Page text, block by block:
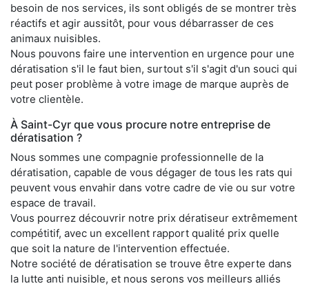
besoin de nos services, ils sont obligés de se montrer très
réactifs et agir aussitôt, pour vous débarrasser de ces
animaux nuisibles.
Nous pouvons faire une intervention en urgence pour une
dératisation s'il le faut bien, surtout s'il s'agit d'un souci qui
peut poser problème à votre image de marque auprès de
votre clientèle.
À Saint-Cyr que vous procure notre entreprise de
dératisation ?
Nous sommes une compagnie professionnelle de la
dératisation, capable de vous dégager de tous les rats qui
peuvent vous envahir dans votre cadre de vie ou sur votre
espace de travail.
Vous pourrez découvrir notre prix dératiseur extrêmement
compétitif, avec un excellent rapport qualité prix quelle
que soit la nature de l'intervention effectuée.
Notre société de dératisation se trouve être experte dans
la lutte anti nuisible, et nous serons vos meilleurs alliés